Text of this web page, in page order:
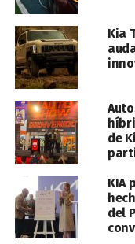
Kia
de
KIA
del